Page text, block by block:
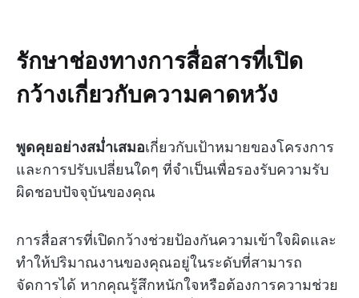
รักษาช่องทางการสื่อสารที่เปิด
กว้างเกี่ยวกับความคาดหวัง
พูดคุยอย่างสม่ำเสมอเกี่ยวกับเป้าหมายของโครงการ
และการปรับเปลี่ยนใดๆ ที่จำเป็นเพื่อรองรับความรับ
ผิดชอบปัจจุบันของคุณ
การสื่อสารที่เปิดกว้างช่วยป้องกันความเข้าใจผิดและ
ทำให้ปริมาณงานของคุณอยู่ในระดับที่สามารถ
จัดการได้ หากคุณรู้สึกหนักใจหรือต้องการความช่วย